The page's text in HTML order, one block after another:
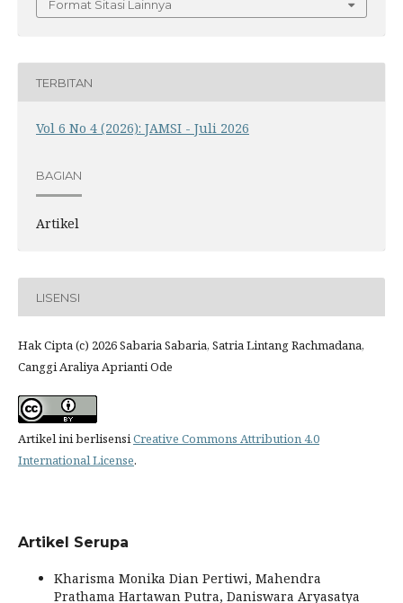
Format Sitasi Lainnya
TERBITAN
Vol 6 No 4 (2026): JAMSI - Juli 2026
BAGIAN
Artikel
LISENSI
Hak Cipta (c) 2026 Sabaria Sabaria, Satria Lintang Rachmadana,
Canggi Araliya Aprianti Ode
Artikel ini berlisensiCreative Commons Attribution 4.0
International License.
Artikel Serupa
Kharisma Monika Dian Pertiwi, Mahendra
Prathama Hartawan Putra, Daniswara Aryasatya